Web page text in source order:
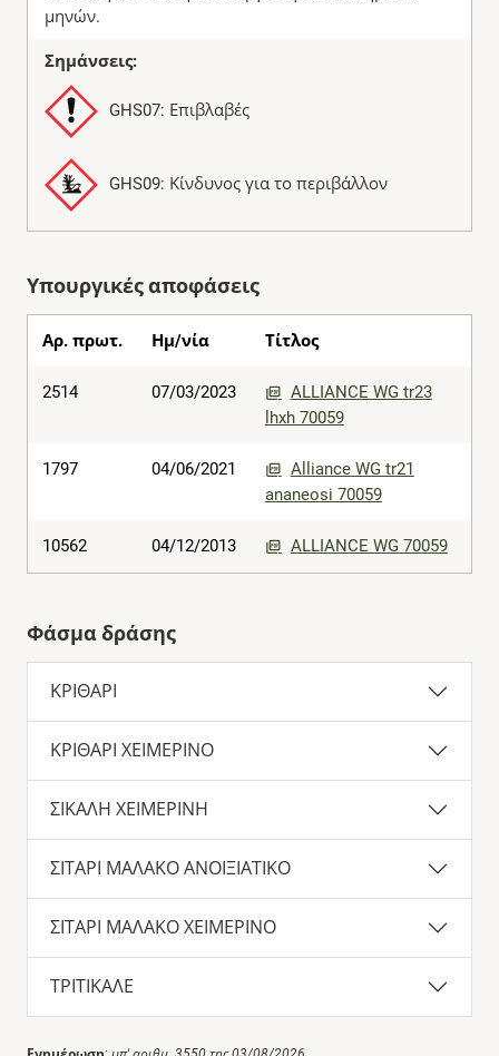
μηνών.
Σημάνσεις:
GHS07: Επιβλαβές
GHS09: Κίνδυνος για το περιβάλλον
Υπουργικές αποφάσεις
Αρ. πρωτ. Ημ/νία Τίτλος
2514 07/03/2023
ALLIANCE WG tr23
lhxh 70059
1797 04/06/2021
Alliance WG tr21
ananeosi 70059
10562 04/12/2013 ALLIANCE WG 70059
Φάσμα δράσης
ΚΡΙΘΑΡΙ
ΚΡΙΘΑΡΙ ΧΕΙΜΕΡΙΝΟ
ΣΙΚΑΛΗ ΧΕΙΜΕΡΙΝΗ
ΣΙΤΑΡΙ ΜΑΛΑΚΟ ΑΝΟΙΞΙΑΤΙΚΟ
ΣΙΤΑΡΙ ΜΑΛΑΚΟ ΧΕΙΜΕΡΙΝΟ
ΤΡΙΤΙΚΑΛΕ